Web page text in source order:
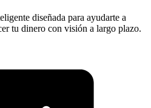
diseñada para ayudarte a
tu dinero con visión a largo plazo.